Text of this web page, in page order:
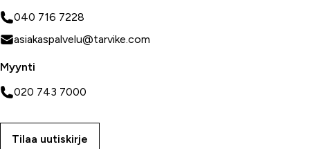
040 716 7228
asiakaspalvelu@tarvike.com
Myynti
020 743 7000
Tilaa uutiskirje